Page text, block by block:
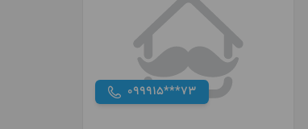
099915***73